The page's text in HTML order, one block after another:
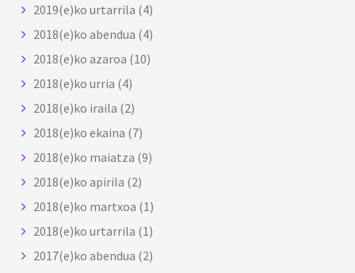
2019(e)ko urtarrila (4)
2018(e)ko abendua (4)
2018(e)ko azaroa (10)
2018(e)ko urria (4)
2018(e)ko iraila (2)
2018(e)ko ekaina (7)
2018(e)ko maiatza (9)
2018(e)ko apirila (2)
2018(e)ko martxoa (1)
2018(e)ko urtarrila (1)
2017(e)ko abendua (2)